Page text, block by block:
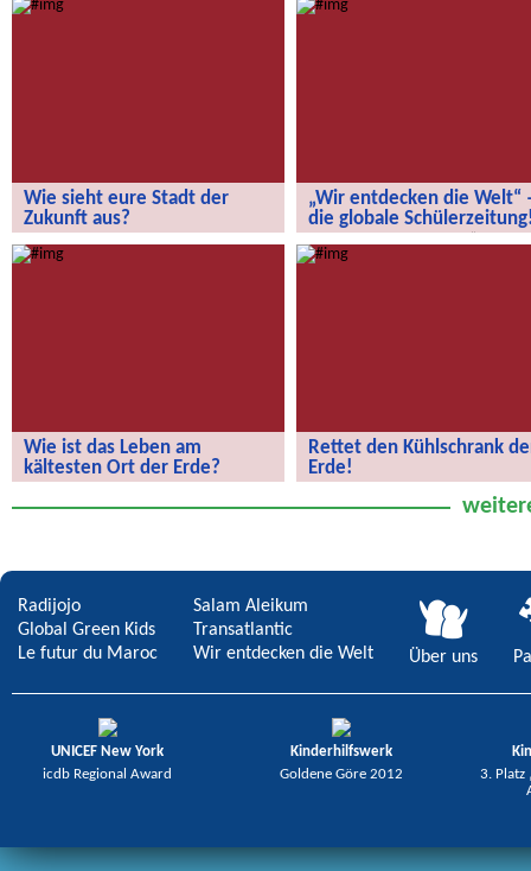
Wie sieht eure Stadt der
Zukunft aus?
„Wir entdecken die Welt“
die globale
globale Schülerzeitung!
Wie ist das Leben am
kältesten Ort der Erde?
der Erde?
Rettet den Kühlschrank
Erde!
Radijojo
Global Green Kids
Le futur du Maroc
Salam Aleikum
Transatlantic
Wir entdecken die Welt
Über uns
UNICEF New York
icdb Regional Award
Kinderhilfswerk
Goldene Göre 2012
3. Platz